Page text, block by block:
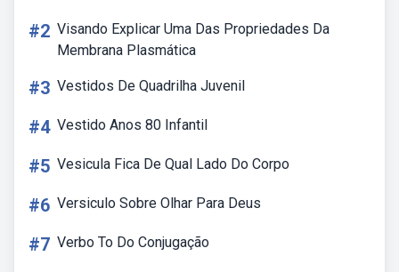
#2 Visando Explicar Uma Das Propriedades Da
Membrana Plasmática
#3 Vestidos De Quadrilha Juvenil
#4 Vestido Anos 80 Infantil
#5 Vesicula Fica De Qual Lado Do Corpo
#6 Versiculo Sobre Olhar Para Deus
#7 Verbo To Do Conjugação